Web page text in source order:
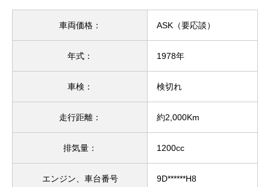
車両価格： ASK（要応談）
年式： 1978年
車検： 検切れ
走行距離： 約2,000Km
排気量： 1200cc
エンジン、車台番号 9D******H8